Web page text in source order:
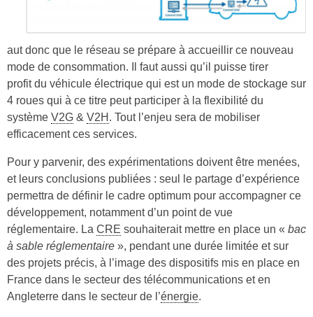
aut donc que le réseau se prépare à accueillir ce nouveau
mode de consommation. Il faut aussi qu’il puisse tirer
profit du véhicule électrique qui est un mode de stockage sur
4 roues qui à ce titre peut participer à la flexibilité du
système V2G & V2H. Tout l’enjeu sera de mobiliser
efficacement ces services.
Pour y parvenir, des expérimentations doivent être menées,
et leurs conclusions publiées : seul le partage d’expérience
permettra de définir le cadre optimum pour accompagner ce
développement, notamment d’un point de vue
réglementaire. La CRE souhaiterait mettre en place un « bac
à sable réglementaire », pendant une durée limitée et sur
des projets précis, à l’image des dispositifs mis en place en
France dans le secteur des télécommunications et en
Angleterre dans le secteur de l’énergie.